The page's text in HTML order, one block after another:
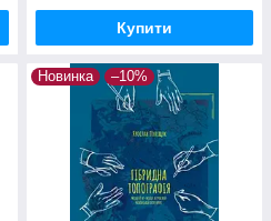
Купити
Новинка –10%